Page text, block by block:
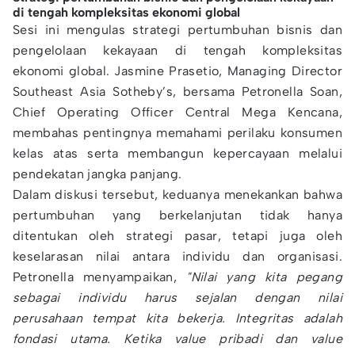
di tengah kompleksitas ekonomi global
Sesi ini mengulas strategi pertumbuhan bisnis dan
pengelolaan kekayaan di tengah kompleksitas
ekonomi global. Jasmine Prasetio, Managing Director
Southeast Asia Sotheby’s, bersama Petronella Soan,
Chief Operating Officer Central Mega Kencana,
membahas pentingnya memahami perilaku konsumen
kelas atas serta membangun kepercayaan melalui
pendekatan jangka panjang.
Dalam diskusi tersebut, keduanya menekankan bahwa
pertumbuhan yang berkelanjutan tidak hanya
ditentukan oleh strategi pasar, tetapi juga oleh
keselarasan nilai antara individu dan organisasi.
Petronella menyampaikan,
"Nilai yang kita pegang
sebagai individu harus sejalan dengan nilai
perusahaan tempat kita bekerja. Integritas adalah
fondasi utama. Ketika value pribadi dan value